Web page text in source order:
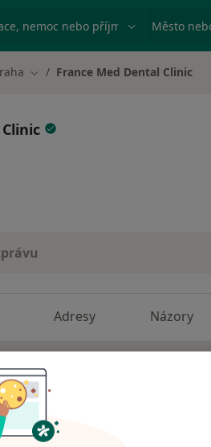
nemoc nebo příjmení Město
městaZměna města
France Med Dental Clinic
Adresy Názory
nezapomínáme ani na zbývající
dokážeme ošetřit kompletně